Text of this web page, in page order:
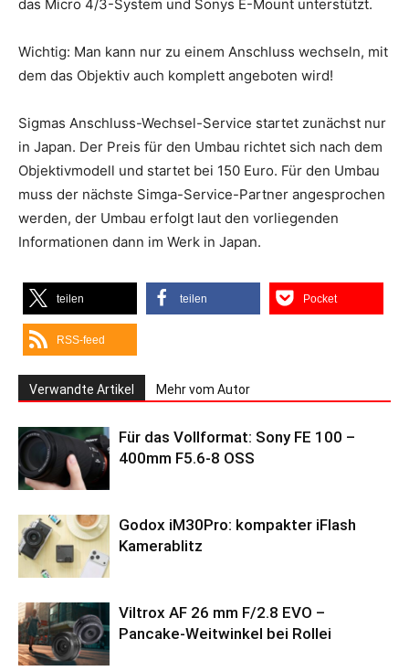
das Micro 4/3-System und Sonys E-Mount unterstützt.
Wichtig: Man kann nur zu einem Anschluss wechseln, mit
dem das Objektiv auch komplett angeboten wird!
Sigmas Anschluss-Wechsel-Service startet zunächst nur
in Japan. Der Preis für den Umbau richtet sich nach dem
Objektivmodell und startet bei 150 Euro. Für den Umbau
muss der nächste Simga-Service-Partner angesprochen
werden, der Umbau erfolgt laut den vorliegenden
Informationen dann im Werk in Japan.
teilen teilen Pocket
RSS-feed
Verwandte Artikel Mehr vom Autor
Für das Vollformat: Sony FE 100 –
400mm F5.6-8 OSS
Godox iM30Pro: kompakter iFlash
Kamerablitz
Viltrox AF 26 mm F/2.8 EVO –
Pancake-Weitwinkel bei Rollei